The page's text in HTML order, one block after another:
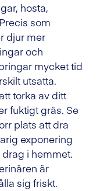
hosta,
Precis som
djur mer
och
mycket tid
utsatta.
torka av ditt
fuktigt gräs. Se
plats att dra
exponering
i hemmet.
är
sig friskt.